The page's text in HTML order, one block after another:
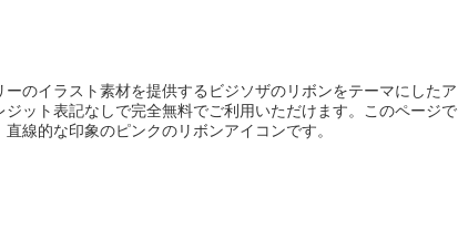
のイラスト素材を提供するビジソザのリボンをテーマにしたア
ット表記なしで完全無料でご利用いただけます。このページで
線的な印象のピンクのリボンアイコンです。